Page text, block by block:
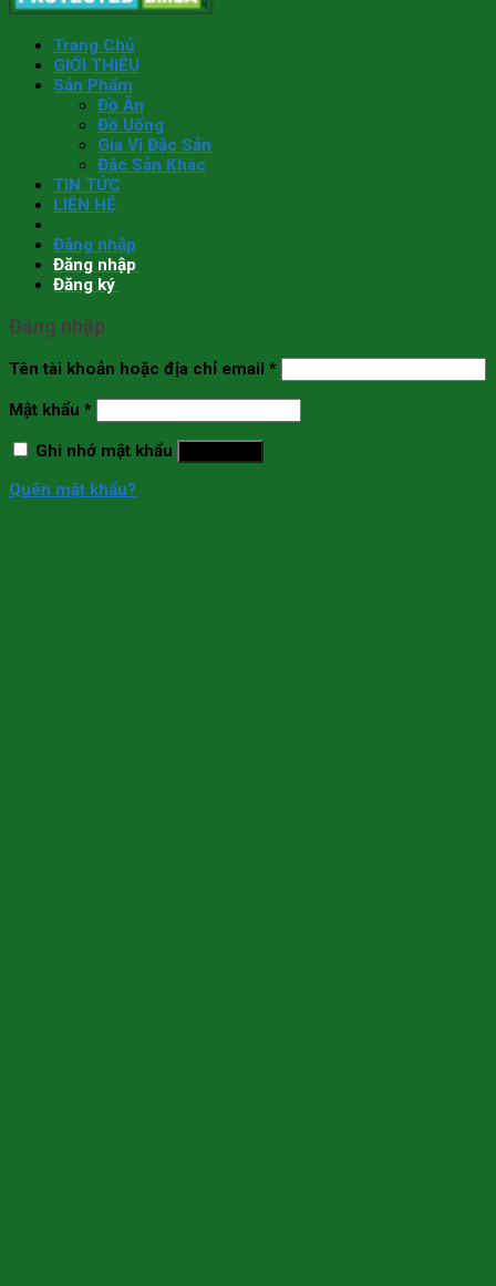
Trang Chủ
GIỚI THIỆU
Sản Phẩm
Đồ Ăn
Đồ Uống
Gia Vị Đặc Sản
Đặc Sản Khác
TIN TỨC
LIÊN HỆ
Đăng nhập
Đăng nhập
Đăng ký
Đăng nhập
Tên tài khoản hoặc địa chỉ email *
Mật khẩu *
Ghi nhớ mật khẩu
Quên mật khẩu?